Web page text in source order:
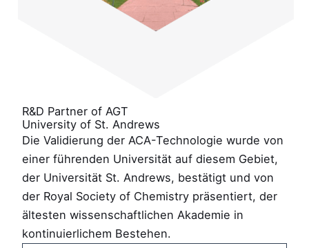
R&D Partner of AGT
University of St. Andrews
Die Validierung der ACA-Technologie wurde von
einer führenden Universität auf diesem Gebiet,
der Universität St. Andrews, bestätigt und von
der Royal Society of Chemistry präsentiert, der
ältesten wissenschaftlichen Akademie in
kontinuierlichem Bestehen.